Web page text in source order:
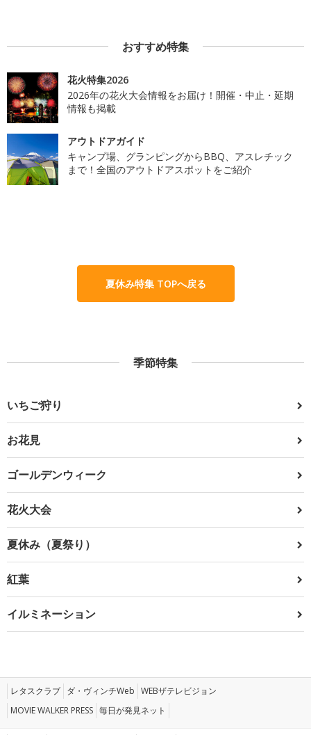
おすすめ特集
花火特集2026
2026年の花火大会情報をお届け！開催・中止・延期
情報も掲載
アウトドアガイド
キャンプ場、グランピングからBBQ、アスレチック
まで！全国のアウトドアスポットをご紹介
夏休み特集 TOPへ戻る
季節特集
いちご狩り
お花見
ゴールデンウィーク
花火大会
夏休み（夏祭り）
紅葉
イルミネーション
レタスクラブ ダ・ヴィンチWeb WEBザテレビジョン
MOVIE WALKER PRESS 毎日が発見ネット